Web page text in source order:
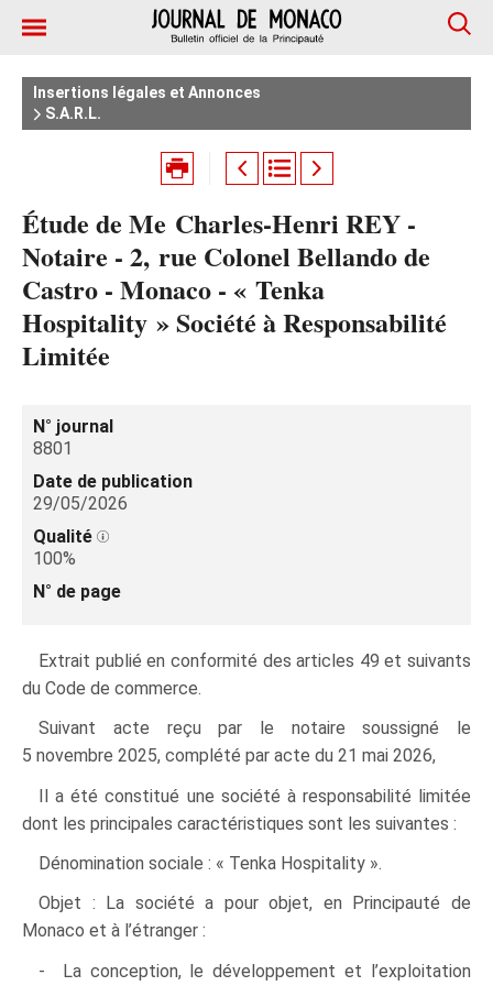
Insertions légales et Annonces
S.A.R.L.
Étude de Me Charles-Henri REY -
Notaire - 2, rue Colonel Bellando de
Castro - Monaco - « Tenka
Hospitality » Société à Responsabilité
Limitée
N° journal
8801
Date de publication
29/05/2026
Qualité
100%
N° de page
Extrait publié en conformité des articles 49 et suivants
du Code de commerce.
Suivant acte reçu par le notaire soussigné le
5 novembre 2025, complété par acte du 21 mai 2026,
Il a été constitué une société à responsabilité limitée
dont les principales caractéristiques sont les suivantes :
Dénomination sociale : « Tenka Hospitality ».
Objet : La société a pour objet, en Principauté de
Monaco et à l’étranger :
- La conception, le développement et l’exploitation